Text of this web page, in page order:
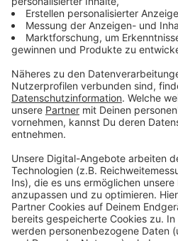
Weitere Meldungen aus
Anzeige
Leverkusen und Langenfeld
Leverkusen mit
Veranstalter mit Schützen-
Anzeige